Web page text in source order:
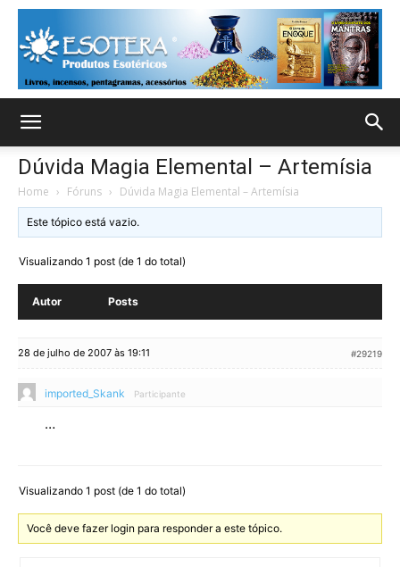
Dúvida Magia Elemental – Artemísia
Home › Fóruns › Dúvida Magia Elemental – Artemísia
Este tópico está vazio.
Visualizando 1 post (de 1 do total)
Autor Posts
28 de julho de 2007 às 19:11 #29219
imported_Skank Participante
…
Visualizando 1 post (de 1 do total)
Você deve fazer login para responder a este tópico.